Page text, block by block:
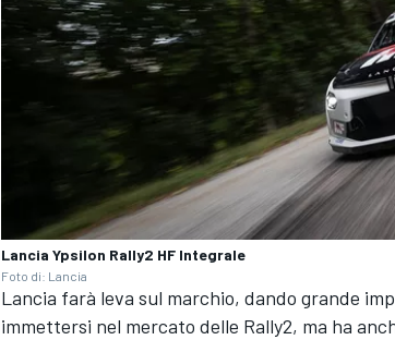
ENDURANCE/GT
Lancia Ypsilon Rally2 HF Integrale
Foto di: Lancia
Lancia farà leva sul marchio, dando grande
immettersi nel mercato delle Rally2, ma ha